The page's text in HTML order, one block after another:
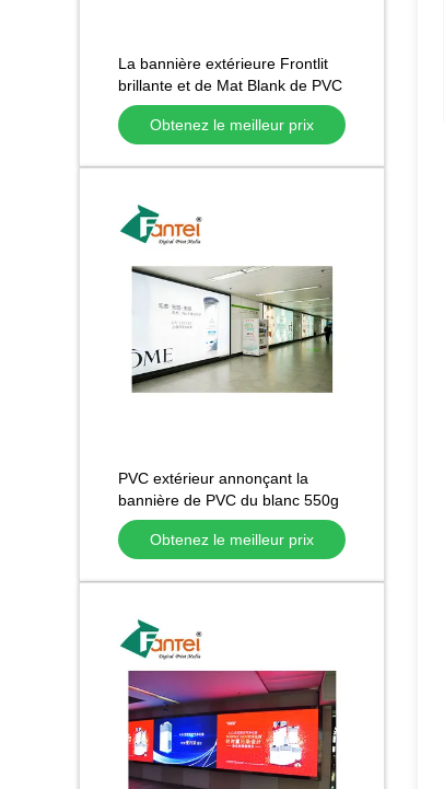
La bannière extérieure Frontlit
brillante et de Mat Blank de PVC
de vinyle a enduit 12oz
Obtenez le meilleur prix
PVC extérieur annonçant la
bannière de PVC du blanc 550g
des bannières 5.0m
Obtenez le meilleur prix